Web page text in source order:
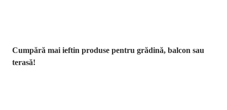
Cumpără mai ieftin produse pentru grădină, balcon sau
terasă!